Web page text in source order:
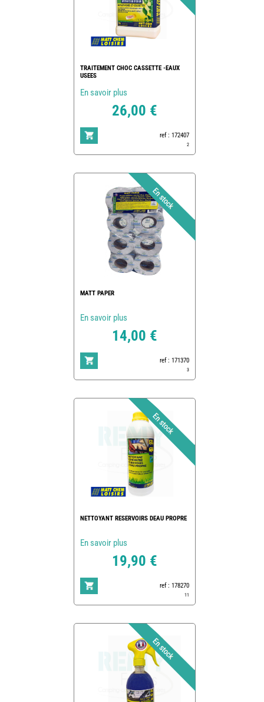
TRAITEMENT CHOC CASSETTE -EAUX
USEES
En savoir plus
26,00 €
ref : 172407
2
MATT PAPER
En savoir plus
14,00 €
ref : 171370
3
NETTOYANT RESERVOIRS DEAU PROPRE
En savoir plus
19,90 €
ref : 178270
11